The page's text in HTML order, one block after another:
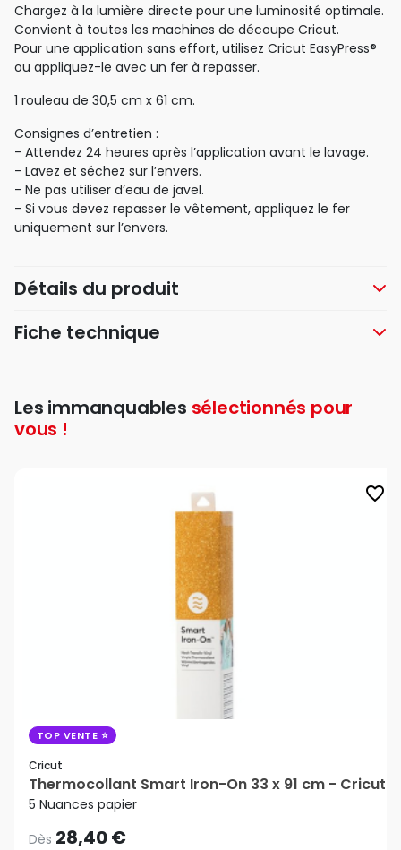
Chargez à la lumière directe pour une luminosité optimale.
Convient à toutes les machines de découpe Cricut.
Pour une application sans effort, utilisez Cricut EasyPress®
ou appliquez-le avec un fer à repasser.
1 rouleau de 30,5 cm x 61 cm.
Consignes d’entretien :
- Attendez 24 heures après l’application avant le lavage.
- Lavez et séchez sur l’envers.
- Ne pas utiliser d’eau de javel.
- Si vous devez repasser le vêtement, appliquez le fer
uniquement sur l’envers.
Détails du produit
Fiche technique
Les immanquables sélectionnés pour
vous !
favorite_border
TOP VENTE
Cricut
Thermocollant Smart Iron-On 33 x 91 cm - Cricut
5 Nuances papier
Dès 28,40 €